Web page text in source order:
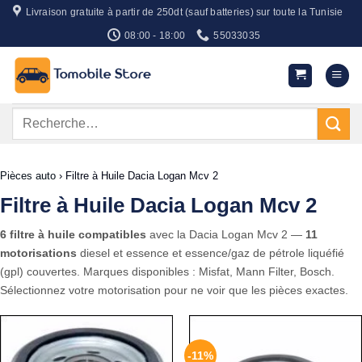
Passer
contenu
Livraison gratuite à partir de 250dt (sauf batteries) sur toute la Tunisie
08:00 - 18:00 55033035
Recherche
Pièces auto › Filtre à Huile Dacia Logan Mcv 2
Filtre à Huile Dacia Logan Mcv 2
6 filtre à huile compatibles avec la Dacia Logan Mcv 2 — 11
motorisations diesel et essence et essence/gaz de pétrole liquéfié
(gpl) couvertes. Marques disponibles : Misfat, Mann Filter, Bosch.
Sélectionnez votre motorisation pour ne voir que les pièces exactes.
-11%